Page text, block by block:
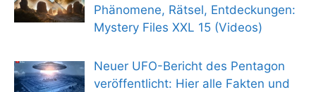
Phänomene, Rätsel, Entdeckungen:
Mystery Files XXL 15 (Videos)
Neuer UFO-Bericht des Pentagon
veröffentlicht: Hier alle Fakten und